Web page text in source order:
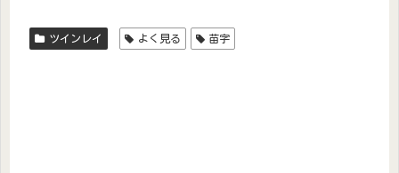
ツインレイ よく見る 苗字